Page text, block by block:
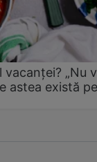
vacanței? „Nu
astea există